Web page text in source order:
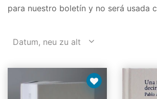
para nuestro boletín y no será usada
Datum, neu zu alt